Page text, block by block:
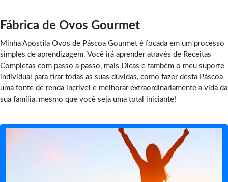
Fábrica de Ovos Gourmet
Minha Apostila Ovos de Páscoa Gourmet é focada em um processo
simples de aprendizagem. Você irá aprender através de Receitas
Completas com passo a passo, mais Dicas e também o meu suporte
individual para tirar todas as suas dúvidas, como fazer desta Páscoa
uma fonte de renda incrível e melhorar extraordinariamente a vida da
sua família, mesmo que você seja uma total iniciante!